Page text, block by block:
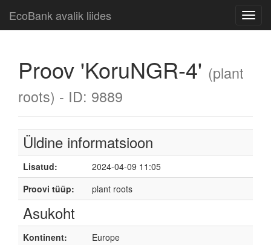
EcoBank avalik liides
Proov 'KoruNGR-4' (plant
roots) - ID: 9889
Üldine informatsioon
Lisatud:
2024-04-09 11:05
Proovi tüüp:
plant roots
Asukoht
Kontinent:
Europe